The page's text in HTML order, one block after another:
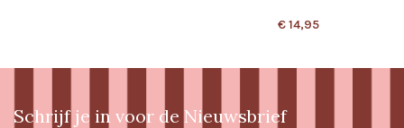
€14,95
Schrijf je in voor de Nieuwsbrief